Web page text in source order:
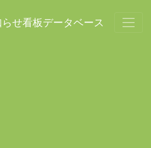
せ看板データベース